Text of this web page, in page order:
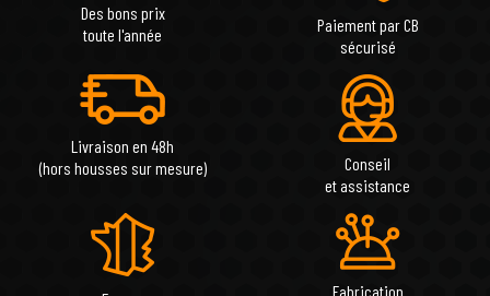
Des bons prix
toute l'année
Paiement par CB
sécurisé
Livraison en 48h
(hors housses sur mesure)
Conseil
et assistance
Fabrication